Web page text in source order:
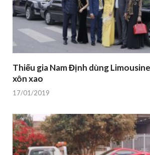
Thiếu gia Nam Định dùng
xôn xao
17/01/2019